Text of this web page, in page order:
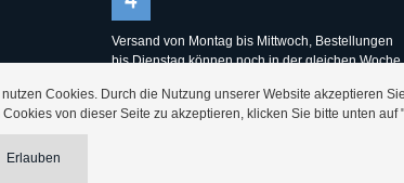
Versand von Montag bis Mittwoch, Bestellungen
bis Dienstag können noch in der gleichen Woche
im Allgäu
nutzen Cookies. Durch die Nutzung unserer Website akzeptieren
Cookies von dieser Seite zu akzeptieren, klicken Sie bitte unten auf
Erlauben